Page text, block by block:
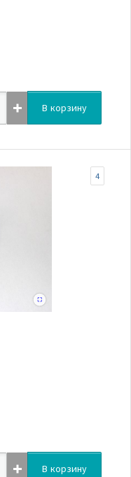
В корзину
4
В корзину